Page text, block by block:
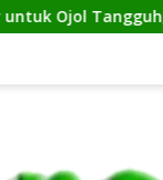
Wujud